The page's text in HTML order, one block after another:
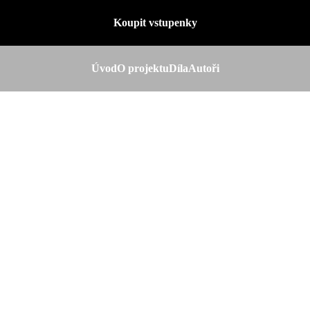
Koupit vstupenky
ÚvodO projektuDílaAutoři